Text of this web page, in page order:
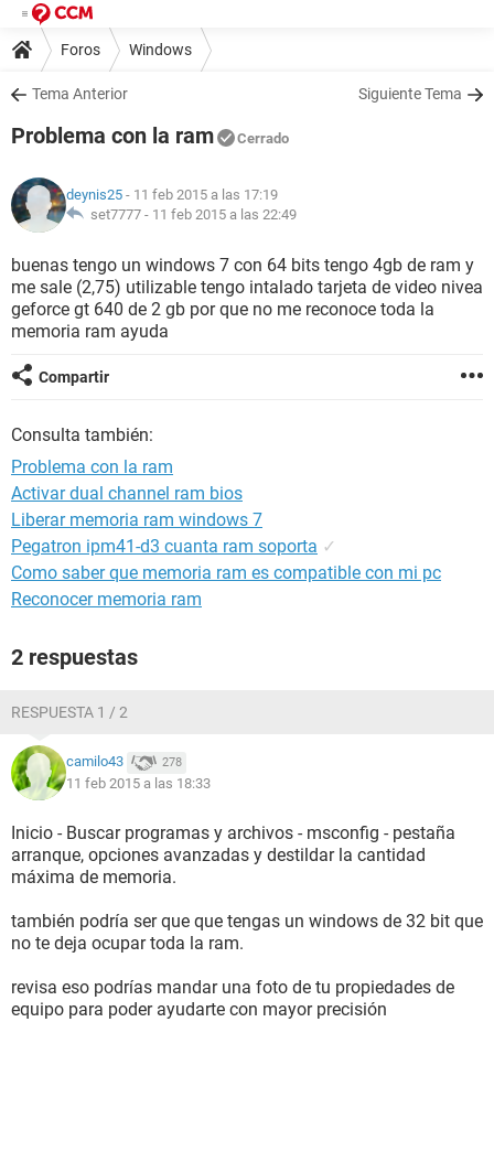
Foros Windows
Tema Anterior Siguiente Tema
Problema con la ram Cerrado
deynis25 - 11 feb 2015 a las 17:19
set7777 - 11 feb 2015 a las 22:49
buenas tengo un windows 7 con 64 bits tengo 4gb de ram y
me sale (2,75) utilizable tengo intalado tarjeta de video nivea
geforce gt 640 de 2 gb por que no me reconoce toda la
memoria ram ayuda
Compartir
Consulta también:
Problema con la ram
Activar dual channel ram bios
Liberar memoria ram windows 7
Pegatron ipm41-d3 cuanta ram soporta ✓
Como saber que memoria ram es compatible con mi pc
Reconocer memoria ram
2 respuestas
RESPUESTA 1 / 2
camilo43 278
11 feb 2015 a las 18:33
Inicio - Buscar programas y archivos - msconfig - pestaña
arranque, opciones avanzadas y destildar la cantidad
máxima de memoria.
también podría ser que que tengas un windows de 32 bit que
no te deja ocupar toda la ram.
revisa eso podrías mandar una foto de tu propiedades de
equipo para poder ayudarte con mayor precisión